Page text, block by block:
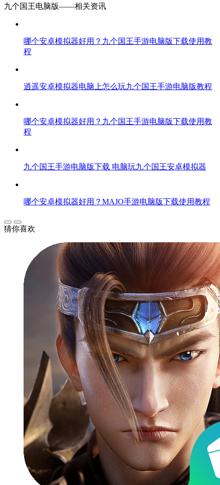
九个国王电脑版——相关资讯
哪个安卓模拟器好用？九个国王手游电脑版下载使用教
程
逍遥安卓模拟器电脑上怎么玩九个国王手游电脑版教程
哪个安卓模拟器好用？九个国王手游电脑版下载使用教
程
九个国王手游电脑版下载 电脑玩九个国王安卓模拟器
哪个安卓模拟器好用？MAJO手游电脑版下载使用教程
猜你喜欢